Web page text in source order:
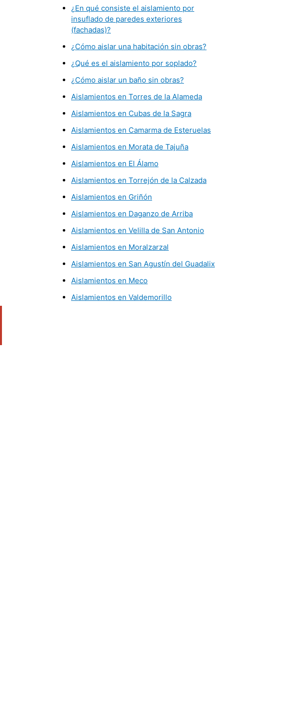
¿En qué consiste el aislamiento por
insuflado de paredes exteriores
(fachadas)?
¿Cómo aislar una habitación sin obras?
¿Qué es el aislamiento por soplado?
¿Cómo aislar un baño sin obras?
Aislamientos en Torres de la Alameda
Aislamientos en Cubas de la Sagra
Aislamientos en Camarma de Esteruelas
Aislamientos en Morata de Tajuña
Aislamientos en El Álamo
Aislamientos en Torrejón de la Calzada
Aislamientos en Griñón
Aislamientos en Daganzo de Arriba
Aislamientos en Velilla de San Antonio
Aislamientos en Moralzarzal
Aislamientos en San Agustín del Guadalix
Aislamientos en Meco
Aislamientos en Valdemorillo